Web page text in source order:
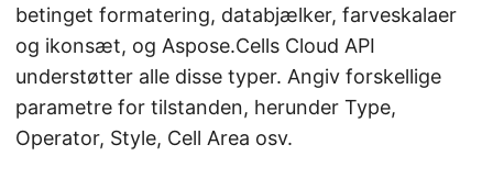
betinget formatering, databjælker, farveskalaer
og ikonsæt, og Aspose.Cells Cloud API
understøtter alle disse typer. Angiv forskellige
parametre for tilstanden, herunder Type,
Operator, Style, Cell Area osv.